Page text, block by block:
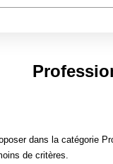
dans la catégorie
de critères.